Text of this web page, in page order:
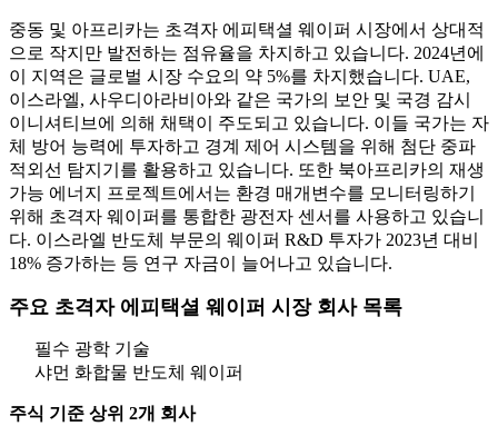
중동 및 아프리카는 초격자 에피택셜 웨이퍼 시장에서 상대적
으로 작지만 발전하는 점유율을 차지하고 있습니다. 2024년에
이 지역은 글로벌 시장 수요의 약 5%를 차지했습니다. UAE,
이스라엘, 사우디아라비아와 같은 국가의 보안 및 국경 감시
이니셔티브에 의해 채택이 주도되고 있습니다. 이들 국가는 자
체 방어 능력에 투자하고 경계 제어 시스템을 위해 첨단 중파
적외선 탐지기를 활용하고 있습니다. 또한 북아프리카의 재생
가능 에너지 프로젝트에서는 환경 매개변수를 모니터링하기
위해 초격자 웨이퍼를 통합한 광전자 센서를 사용하고 있습니
다. 이스라엘 반도체 부문의 웨이퍼 R&D 투자가 2023년 대비
18% 증가하는 등 연구 자금이 늘어나고 있습니다.
주요 초격자 에피택셜 웨이퍼 시장 회사 목록
필수 광학 기술
샤먼 화합물 반도체 웨이퍼
주식 기준 상위 2개 회사